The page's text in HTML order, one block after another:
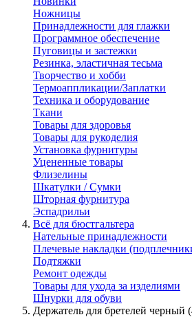
Ножницы
Принадлежности для глажки
Программное обеспечение
Пуговицы и застежки
Резинка, эластичная тесьма
Творчество и хобби
Термоаппликации/Заплатки
Техника и оборудование
Ткани
Товары для здоровья
Товары для рукоделия
Установка фурнитуры
Уцененные товары
Флизелины
Шкатулки / Сумки
Шторная фурнитура
Эспадрильи
Всё для бюстгальтера
Нательные принадлежности
Плечевые накладки
Подтяжки
Ремонт одежды
Товары для ухода за изделиями
Шнурки для обуви
Держатель для бретелей черный